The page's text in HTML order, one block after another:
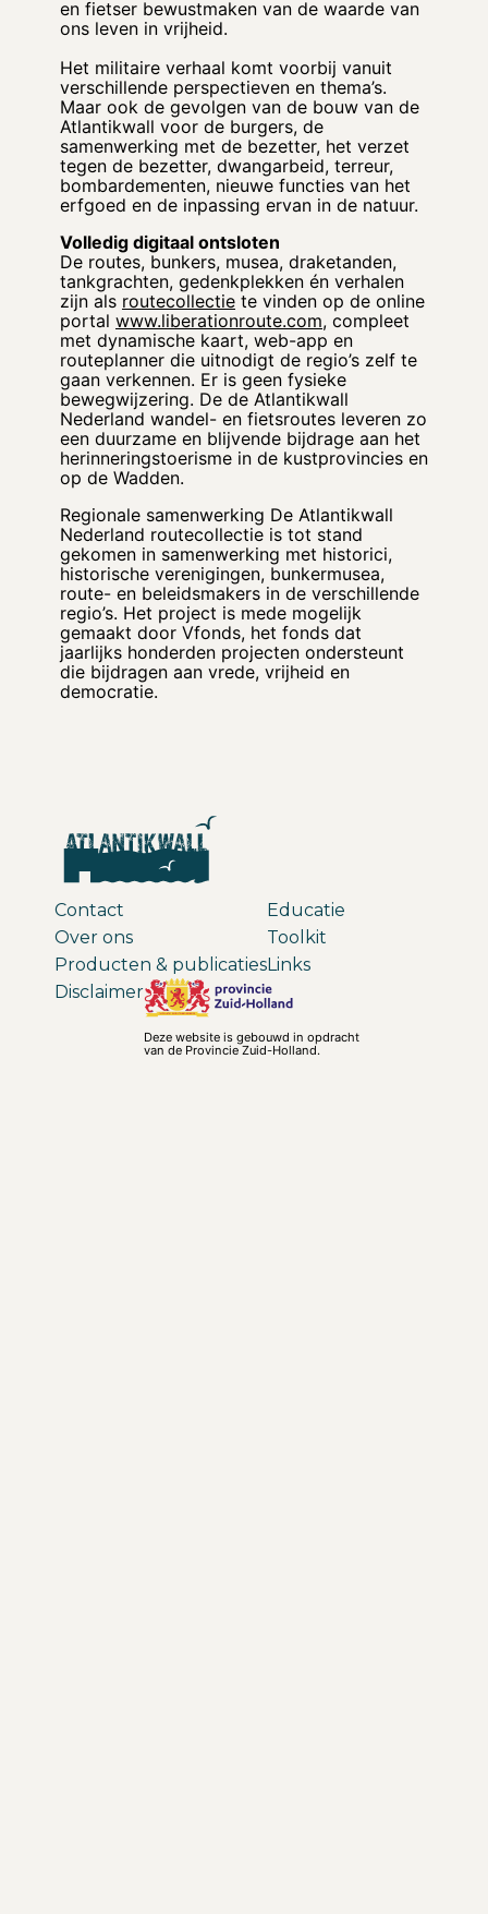
en fietser bewustmaken van de waarde van
ons leven in vrijheid.
Het militaire verhaal komt voorbij vanuit
verschillende perspectieven en thema’s.
Maar ook de gevolgen van de bouw van de
Atlantikwall voor de burgers, de
samenwerking met de bezetter, het verzet
tegen de bezetter, dwangarbeid, terreur,
bombardementen, nieuwe functies van het
erfgoed en de inpassing ervan in de natuur.
Volledig digitaal ontsloten
De routes, bunkers, musea, draketanden,
tankgrachten, gedenkplekken én verhalen
zijn als routecollectie te vinden op de online
portal www.liberationroute.com, compleet
met dynamische kaart, web-app en
routeplanner die uitnodigt de regio’s zelf te
gaan verkennen. Er is geen fysieke
bewegwijzering. De de Atlantikwall
Nederland wandel- en fietsroutes leveren zo
een duurzame en blijvende bijdrage aan het
herinneringstoerisme in de kustprovincies en
op de Wadden.
Regionale samenwerking De Atlantikwall
Nederland routecollectie is tot stand
gekomen in samenwerking met historici,
historische verenigingen, bunkermusea,
route- en beleidsmakers in de verschillende
regio’s. Het project is mede mogelijk
gemaakt door Vfonds, het fonds dat
jaarlijks honderden projecten ondersteunt
die bijdragen aan vrede, vrijheid en
democratie.
Contact
Over ons
Producten & publicaties
Educatie
Toolkit
Links
Disclaimer
Deze website is gebouwd in opdracht
van de Provincie Zuid-Holland.